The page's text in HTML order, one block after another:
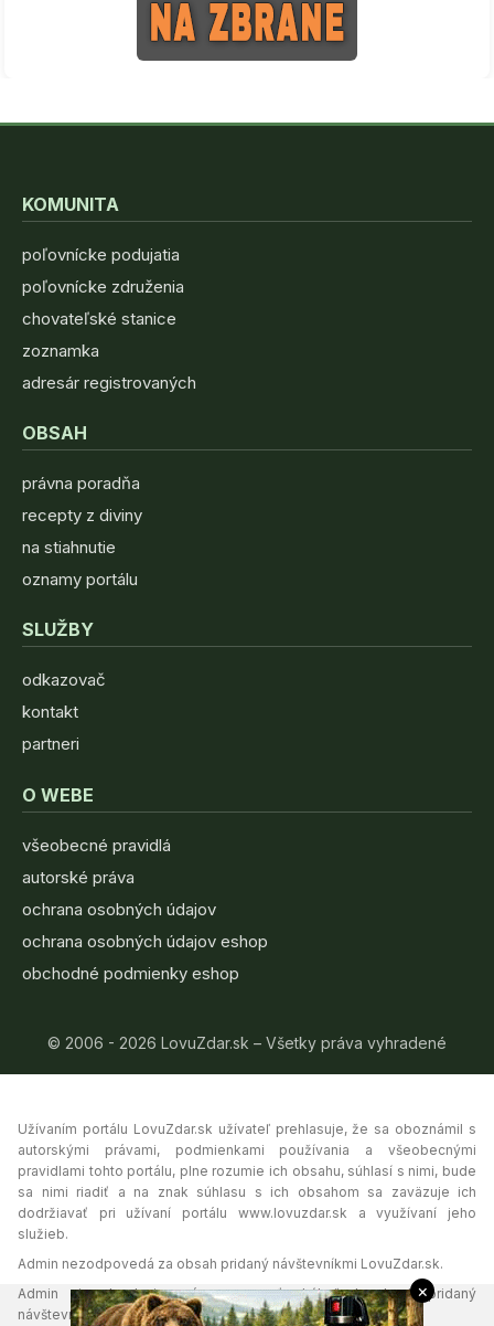
KOMUNITA
poľovnícke podujatia
poľovnícke združenia
chovateľské stanice
zoznamka
adresár registrovaných
OBSAH
právna poradňa
recepty z diviny
na stiahnutie
oznamy portálu
SLUŽBY
odkazovač
kontakt
partneri
O WEBE
všeobecné pravidlá
autorské práva
ochrana osobných údajov
ochrana osobných údajov eshop
obchodné podmienky eshop
© 2006 - 2026 LovuZdar.sk – Všetky práva vyhradené
Užívaním portálu LovuZdar.sk užívateľ prehlasuje, že sa oboznámil s
autorskými právami, podmienkami používania a všeobecnými
pravidlami tohto portálu, plne rozumie ich obsahu, súhlasí s nimi, bude
sa nimi riadiť a na znak súhlasu s ich obsahom sa zaväzuje ich
dodržiavať pri užívaní portálu www.lovuzdar.sk a využívaní jeho
služieb.
Admin nezodpovedá za obsah pridaný návštevníkmi LovuZdar.sk.
Admin si vyhradzuje právo vymazať akýkoľvek obsah pridaný
návštevníkmi portálu, ak tak uzná za vhodné.
×